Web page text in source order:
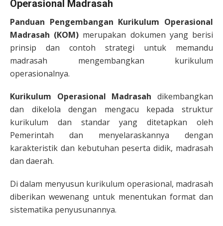
Operasional Madrasah
Panduan Pengembangan Kurikulum Operasional
Madrasah (KOM) merupakan dokumen yang berisi
prinsip dan contoh strategi untuk memandu
madrasah mengembangkan kurikulum
operasionalnya.
Kurikulum Operasional Madrasah dikembangkan
dan dikelola dengan mengacu kepada struktur
kurikulum dan standar yang ditetapkan oleh
Pemerintah dan menyelaraskannya dengan
karakteristik dan kebutuhan peserta didik, madrasah
dan daerah.
Di dalam menyusun kurikulum operasional, madrasah
diberikan wewenang untuk menentukan format dan
sistematika penyusunannya.